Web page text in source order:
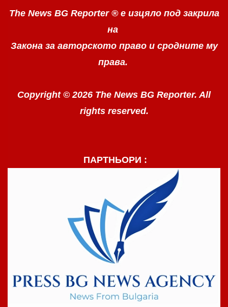
The News BG Reporter ® е изцяло под закрила
на
Закона за авторското право и сродните му
права.
Copyright © 2026 The News BG Reporter. All
rights reserved.
ПАРТНЬОРИ :